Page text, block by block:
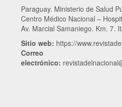
Paraguay. Ministerio de Salud
Centro Médico Nacional –
Av. Marcial Samaniego. Km. 7.
Sitio web: https://
Correo
electrónico: